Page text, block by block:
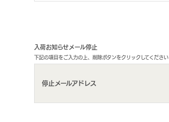
入荷お知らせメール停止
下記の項目をご入力の上、削除ボタンをクリックしてください
停止メールアドレス